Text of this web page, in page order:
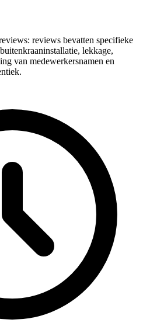
reviews bevatten specifieke
lekkage,
van medewerkersnamen en